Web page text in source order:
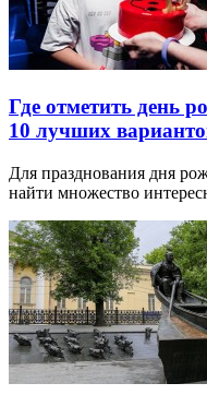
Где отметить день
10 лучших
Для празднования дня
найти множество